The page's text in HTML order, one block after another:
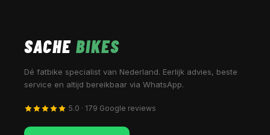
SACHE BIKES
Dé fatbike specialist van Nederland. Eerlijk advies, beste
service en altijd bereikbaar via WhatsApp.
5.0 · 179 Google reviews